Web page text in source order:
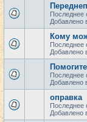
Последнее
Добавлено
Кому
Последнее
Добавлено
Последнее
Добавлено
оправка
Последнее
Добавлено